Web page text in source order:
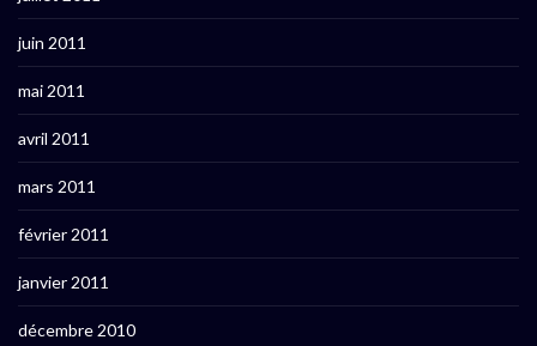
juin 2011
mai 2011
avril 2011
mars 2011
février 2011
janvier 2011
décembre 2010